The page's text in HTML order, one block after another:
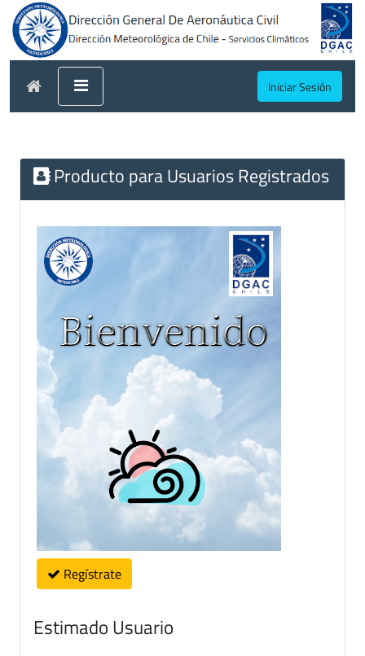
Iniciar Sesión
Producto para Usuarios Registrados
Regístrate
Estimado Usuario